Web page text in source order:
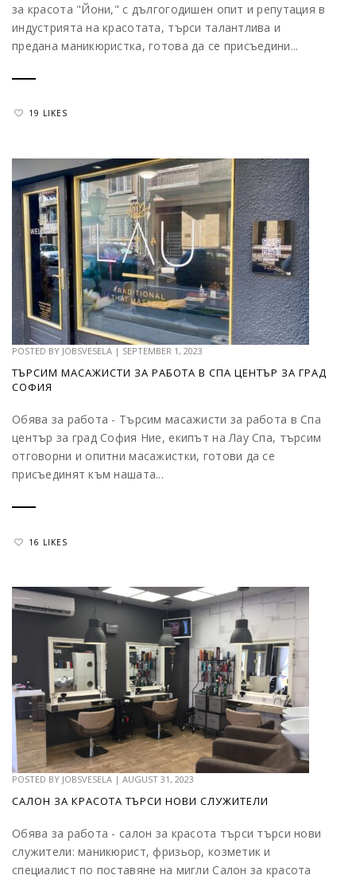
за красота "Йони," с дългогодишен опит и репутация в
индустрията на красотата, търси талантлива и
предана маникюристка, готова да се присъедини...
19 LIKES
POSTED BY JOBSVESELA | SEPTEMBER 1, 2023
ТЪРСИМ МАСАЖИСТИ ЗА РАБОТА В СПА ЦЕНТЪР ЗА ГРАД
СОФИЯ
Обява за работа - Търсим масажисти за работа в Спа
център за град София Ние, екипът на Лау Спа, търсим
отговорни и опитни масажистки, готови да се
присъединят към нашата...
16 LIKES
POSTED BY JOBSVESELA | AUGUST 31, 2023
САЛОН ЗА КРАСОТА ТЪРСИ НОВИ СЛУЖИТЕЛИ
Обява за работа - салон за красота търси търси нови
служители: маникюрист, фризьор, козметик и
специалист по поставяне на мигли Салон за красота